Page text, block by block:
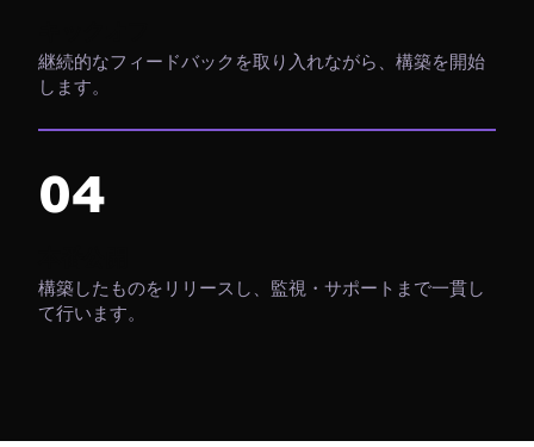
継続的なフィードバックを取り入れながら、構築を開始
します。
04
構築したものをリリースし、監視・サポートまで一貫し
て行います。